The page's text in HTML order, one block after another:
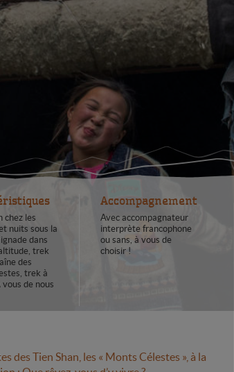
chez les
nuits sous la
dans
trek
des
trek à
vous de nous
Accompagnement
Avec accompagnateur
interprète francophone
ou sans, à vous de
choisir !
Tien Shan, les « Monts Célestes », à la